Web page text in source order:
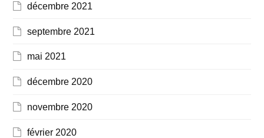
décembre 2021
septembre 2021
mai 2021
décembre 2020
novembre 2020
février 2020